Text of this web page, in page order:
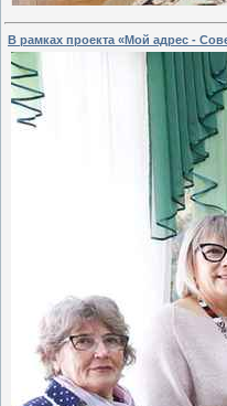
В рамках проекта «Мой адрес -